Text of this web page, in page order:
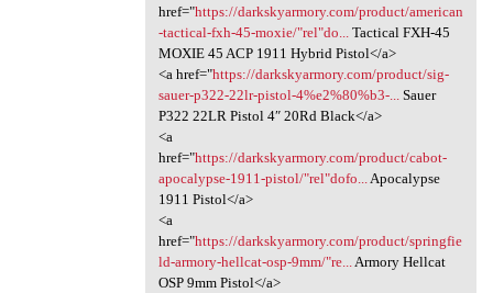
href="https://darkskyarmory.com/product/american
-tactical-fxh-45-moxie/"rel"do...
Tactical FXH-45
MOXIE 45 ACP 1911 Hybrid Pistol</a>
<a href="https://darkskyarmory.com/product/sig-
sauer-p322-22lr-pistol-4%e2%80%b3-...
Sauer
P322 22LR Pistol 4″ 20Rd Black</a>
<a
href="https://darkskyarmory.com/product/cabot-
apocalypse-1911-pistol/"rel"dofo...
Apocalypse
1911 Pistol</a>
<a
href="https://darkskyarmory.com/product/springfie
ld-armory-hellcat-osp-9mm/"re...
Armory Hellcat
OSP 9mm Pistol</a>